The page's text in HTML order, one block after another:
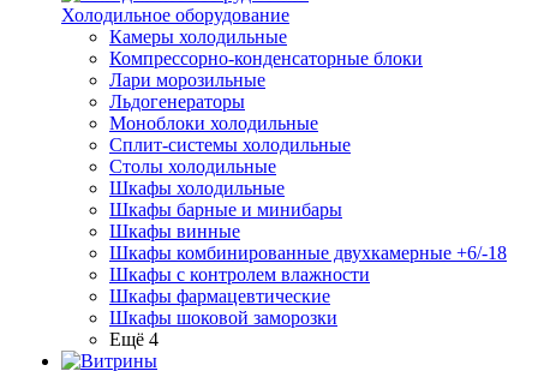
Холодильное оборудование
Камеры холодильные
Компрессорно-конденсаторные блоки
Лари морозильные
Льдогенераторы
Моноблоки холодильные
Сплит-системы холодильные
Столы холодильные
Шкафы холодильные
Шкафы барные и минибары
Шкафы винные
Шкафы комбинированные двухкамерные +6/-18
Шкафы с контролем влажности
Шкафы фармацевтические
Шкафы шоковой заморозки
Ещё 4